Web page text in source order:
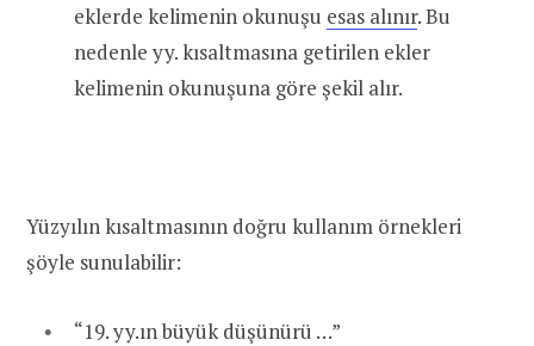
eklerde kelimenin okunuşu esas alınır. Bu
nedenle yy. kısaltmasına getirilen ekler
kelimenin okunuşuna göre şekil alır.
Yüzyılın kısaltmasının doğru kullanım örnekleri
şöyle sunulabilir:
“19. yy.ın büyük düşünürü …”